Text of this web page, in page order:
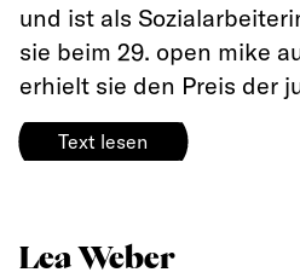
und ist als
sie beim 29. open mike
erhielt sie den Preis der
Text lesen
Lea Weber